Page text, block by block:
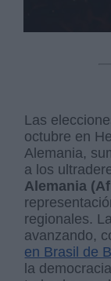
Las
octubre en
Alemania,
a los
Alemania
regionales.
avanzando,
en Brasil de
la